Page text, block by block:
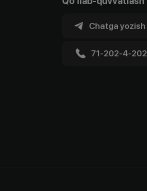
Chatga yozish
71-202-4-202